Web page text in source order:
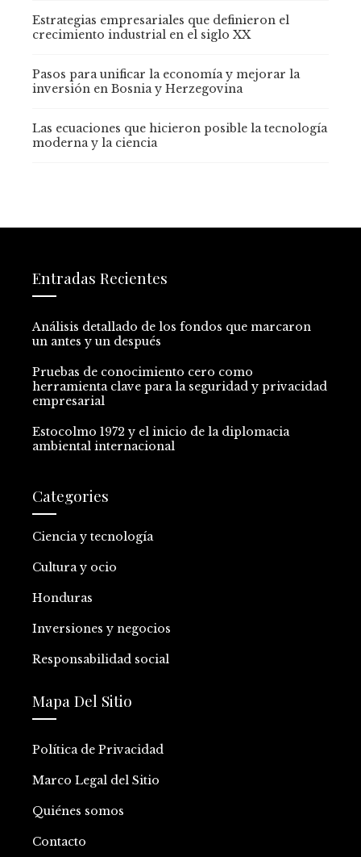
Estrategias empresariales que definieron el
crecimiento industrial en el siglo XX
Pasos para unificar la economía y mejorar la
inversión en Bosnia y Herzegovina
Las ecuaciones que hicieron posible la tecnología
moderna y la ciencia
Entradas Recientes
Análisis detallado de los fondos que marcaron
un antes y un después
Pruebas de conocimiento cero como
herramienta clave para la seguridad y privacidad
empresarial
Estocolmo 1972 y el inicio de la diplomacia
ambiental internacional
Categories
Ciencia y tecnología
Cultura y ocio
Honduras
Inversiones y negocios
Responsabilidad social
Mapa Del Sitio
Política de Privacidad
Marco Legal del Sitio
Quiénes somos
Contacto